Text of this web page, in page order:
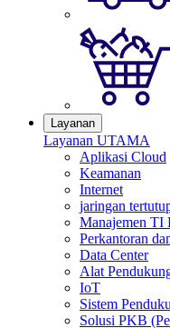
Layanan
Layanan UTAMA
Aplikasi Cloud
Keamanan
Internet
jaringan
Manajemen TI
Perkantoran
Data Center
Alat
IoT
Sistem
Solusi PKB